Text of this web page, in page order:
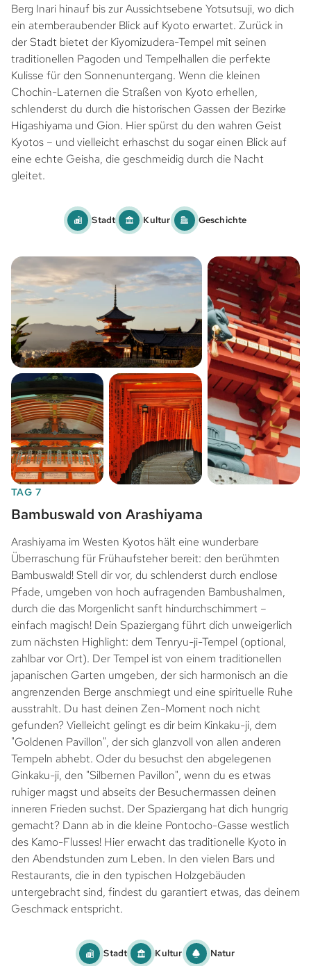
Berg Inari hinauf bis zur Aussichtsebene Yotsutsuji, wo dich
ein atemberaubender Blick auf Kyoto erwartet. Zurück in
der Stadt bietet der Kiyomizudera-Tempel mit seinen
traditionellen Pagoden und Tempelhallen die perfekte
Kulisse für den Sonnenuntergang. Wenn die kleinen
Chochin-Laternen die Straßen von Kyoto erhellen,
schlenderst du durch die historischen Gassen der Bezirke
Higashiyama und Gion. Hier spürst du den wahren Geist
Kyotos – und vielleicht erhaschst du sogar einen Blick auf
eine echte Geisha, die geschmeidig durch die Nacht
gleitet.
Stadt Kultur Geschichte
TAG 7
Bambuswald von Arashiyama
Arashiyama im Westen Kyotos hält eine wunderbare
Überraschung für Frühaufsteher bereit: den berühmten
Bambuswald! Stell dir vor, du schlenderst durch endlose
Pfade, umgeben von hoch aufragenden Bambushalmen,
durch die das Morgenlicht sanft hindurchschimmert –
einfach magisch! Dein Spaziergang führt dich unweigerlich
zum nächsten Highlight: dem Tenryu-ji-Tempel (optional,
zahlbar vor Ort). Der Tempel ist von einem traditionellen
japanischen Garten umgeben, der sich harmonisch an die
angrenzenden Berge anschmiegt und eine spirituelle Ruhe
ausstrahlt. Du hast deinen Zen-Moment noch nicht
gefunden? Vielleicht gelingt es dir beim Kinkaku-ji, dem
"Goldenen Pavillon", der sich glanzvoll von allen anderen
Tempeln abhebt. Oder du besuchst den abgelegenen
Ginkaku-ji, den "Silbernen Pavillon", wenn du es etwas
ruhiger magst und abseits der Besuchermassen deinen
inneren Frieden suchst. Der Spaziergang hat dich hungrig
gemacht? Dann ab in die kleine Pontocho-Gasse westlich
des Kamo-Flusses! Hier erwacht das traditionelle Kyoto in
den Abendstunden zum Leben. In den vielen Bars und
Restaurants, die in den typischen Holzgebäuden
untergebracht sind, findest du garantiert etwas, das deinem
Geschmack entspricht.
Stadt Kultur Natur